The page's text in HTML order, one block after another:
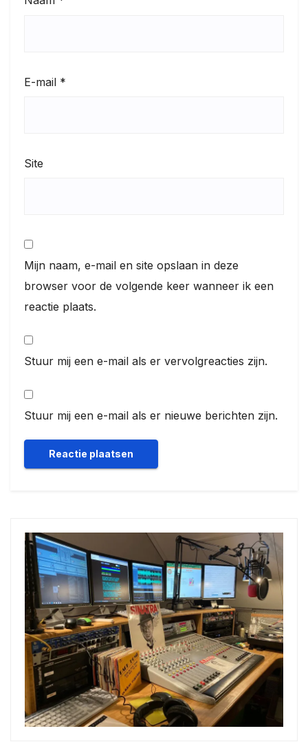
E-mail *
Site
Mijn naam, e-mail en site opslaan in deze
browser voor de volgende keer wanneer ik een
reactie plaats.
Stuur mij een e-mail als er vervolgreacties zijn.
Stuur mij een e-mail als er nieuwe berichten zijn.